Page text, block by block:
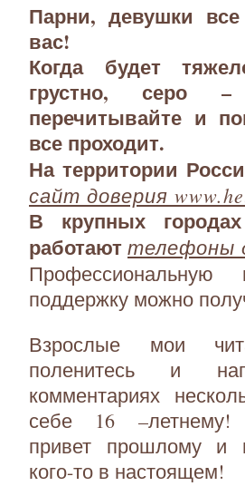
Парни, девушки
вас!
Когда будет
грустно, серо –
перечитывайте и
все проходит.
На территории
сайт доверия
В крупных
работают телефоны
поддержку можно
Взрослые мои
поленитесь и
комментариях
себе 16 –летнему!
привет прошлому и
кого-то в настоящем!